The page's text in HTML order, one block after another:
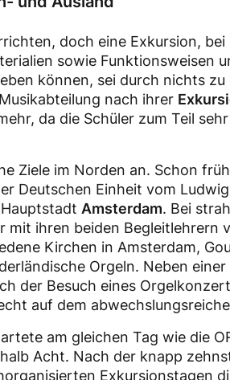
doch eine Exkursion,
sowie Funktionsweisen
können, sei durch nichts
nach ihrer
da die Schüler zum Teil
Ziele im Norden an. Schon
Deutschen Einheit vom
Amsterdam. Bei
mit ihren beiden Begleitlehrern
Kirchen in Amsterdam,
Orgeln. Neben
der Besuch eines
auf dem
am gleichen Tag wie die
Acht. Nach der knapp
Exkursionstagen